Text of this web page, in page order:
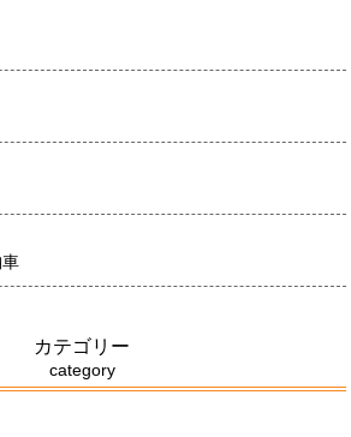
カテゴリー
category